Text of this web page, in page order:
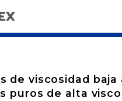
de viscosidad baja
puros de alta